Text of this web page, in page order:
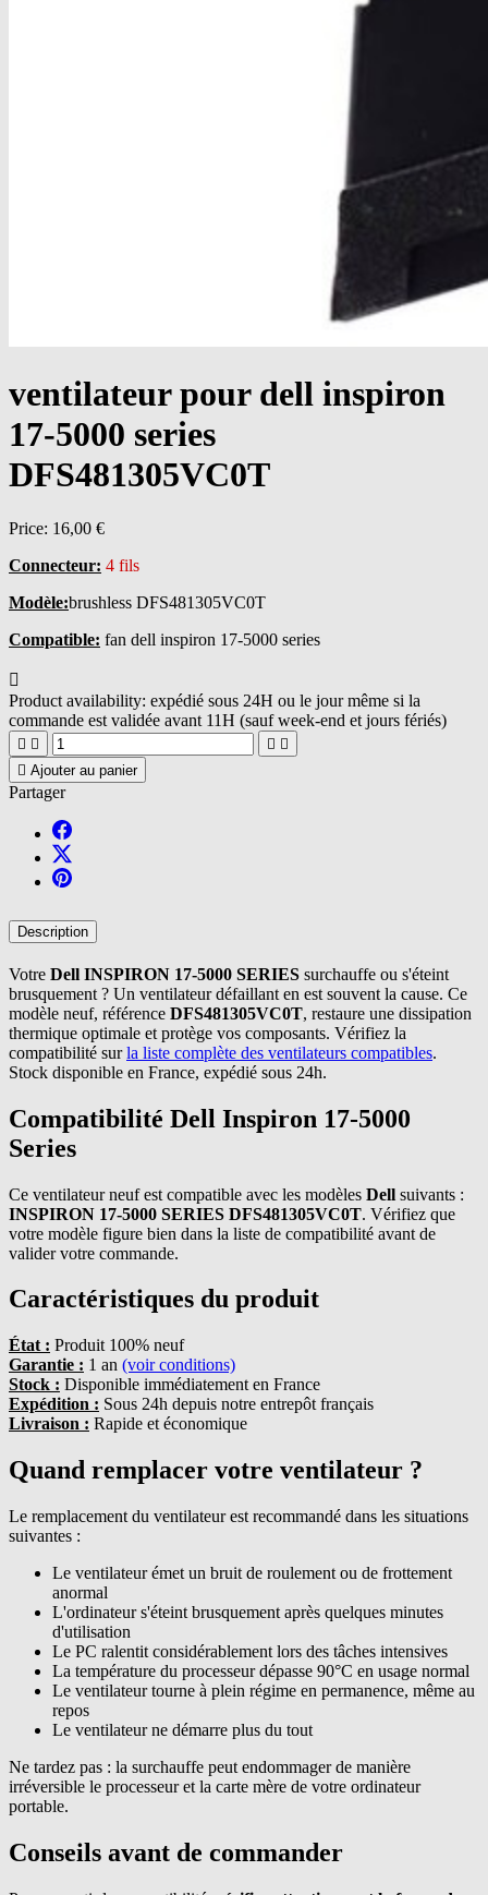
ventilateur pour dell inspiron
17-5000 series
DFS481305VC0T
Price: 16,00 €
Connecteur: 4 fils
Modèle:brushless DFS481305VC0T
Compatible: fan dell inspiron 17-5000 series

Product availability: expédié sous 24H ou le jour même si la
commande est validée avant 11H (sauf week-end et jours fériés)
   
 Ajouter au panier
Partager
Description
Votre Dell INSPIRON 17-5000 SERIES surchauffe ou s'éteint
brusquement ? Un ventilateur défaillant en est souvent la cause. Ce
modèle neuf, référence DFS481305VC0T, restaure une dissipation
thermique optimale et protège vos composants. Vérifiez la
compatibilité surla liste complète des ventilateurs compatibles.
Stock disponible en France, expédié sous 24h.
Compatibilité Dell Inspiron 17-5000
Series
Ce ventilateur neuf est compatible avec les modèles Dell suivants :
INSPIRON 17-5000 SERIES DFS481305VC0T. Vérifiez que
votre modèle figure bien dans la liste de compatibilité avant de
valider votre commande.
Caractéristiques du produit
État : Produit 100% neuf
Garantie : 1 an (voir conditions)
Stock : Disponible immédiatement en France
Expédition : Sous 24h depuis notre entrepôt français
Livraison : Rapide et économique
Quand remplacer votre ventilateur ?
Le remplacement du ventilateur est recommandé dans les situations
suivantes :
Le ventilateur émet un bruit de roulement ou de frottement
anormal
L'ordinateur s'éteint brusquement après quelques minutes
d'utilisation
Le PC ralentit considérablement lors des tâches intensives
La température du processeur dépasse 90°C en usage normal
Le ventilateur tourne à plein régime en permanence, même au
repos
Le ventilateur ne démarre plus du tout
Ne tardez pas : la surchauffe peut endommager de manière
irréversible le processeur et la carte mère de votre ordinateur
portable.
Conseils avant de commander